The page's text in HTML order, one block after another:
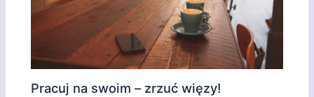
Pracuj na swoim – zrzuć więzy!